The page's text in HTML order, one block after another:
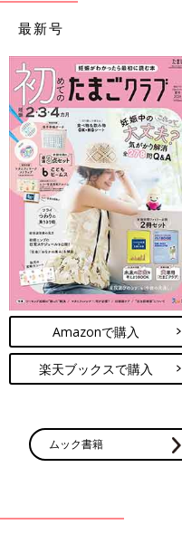
出典：Instagramアカウント「
AYANEさんは、めんつゆ
タを作ったそう。これから
【ラン
なパス
おうちラ
パ必見！
スタに変
介します
単に真似できるものばかり
ね。
※記事内容でご紹介している
最新号
Amazonで購入
楽天ブックスで購入
ムック書籍